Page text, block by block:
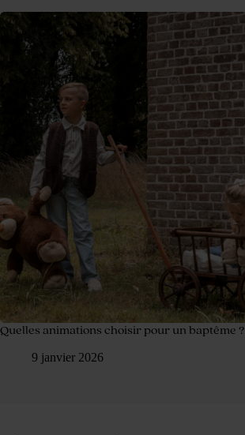
Quelles animations choisir pour un baptême ?
9 janvier 2026